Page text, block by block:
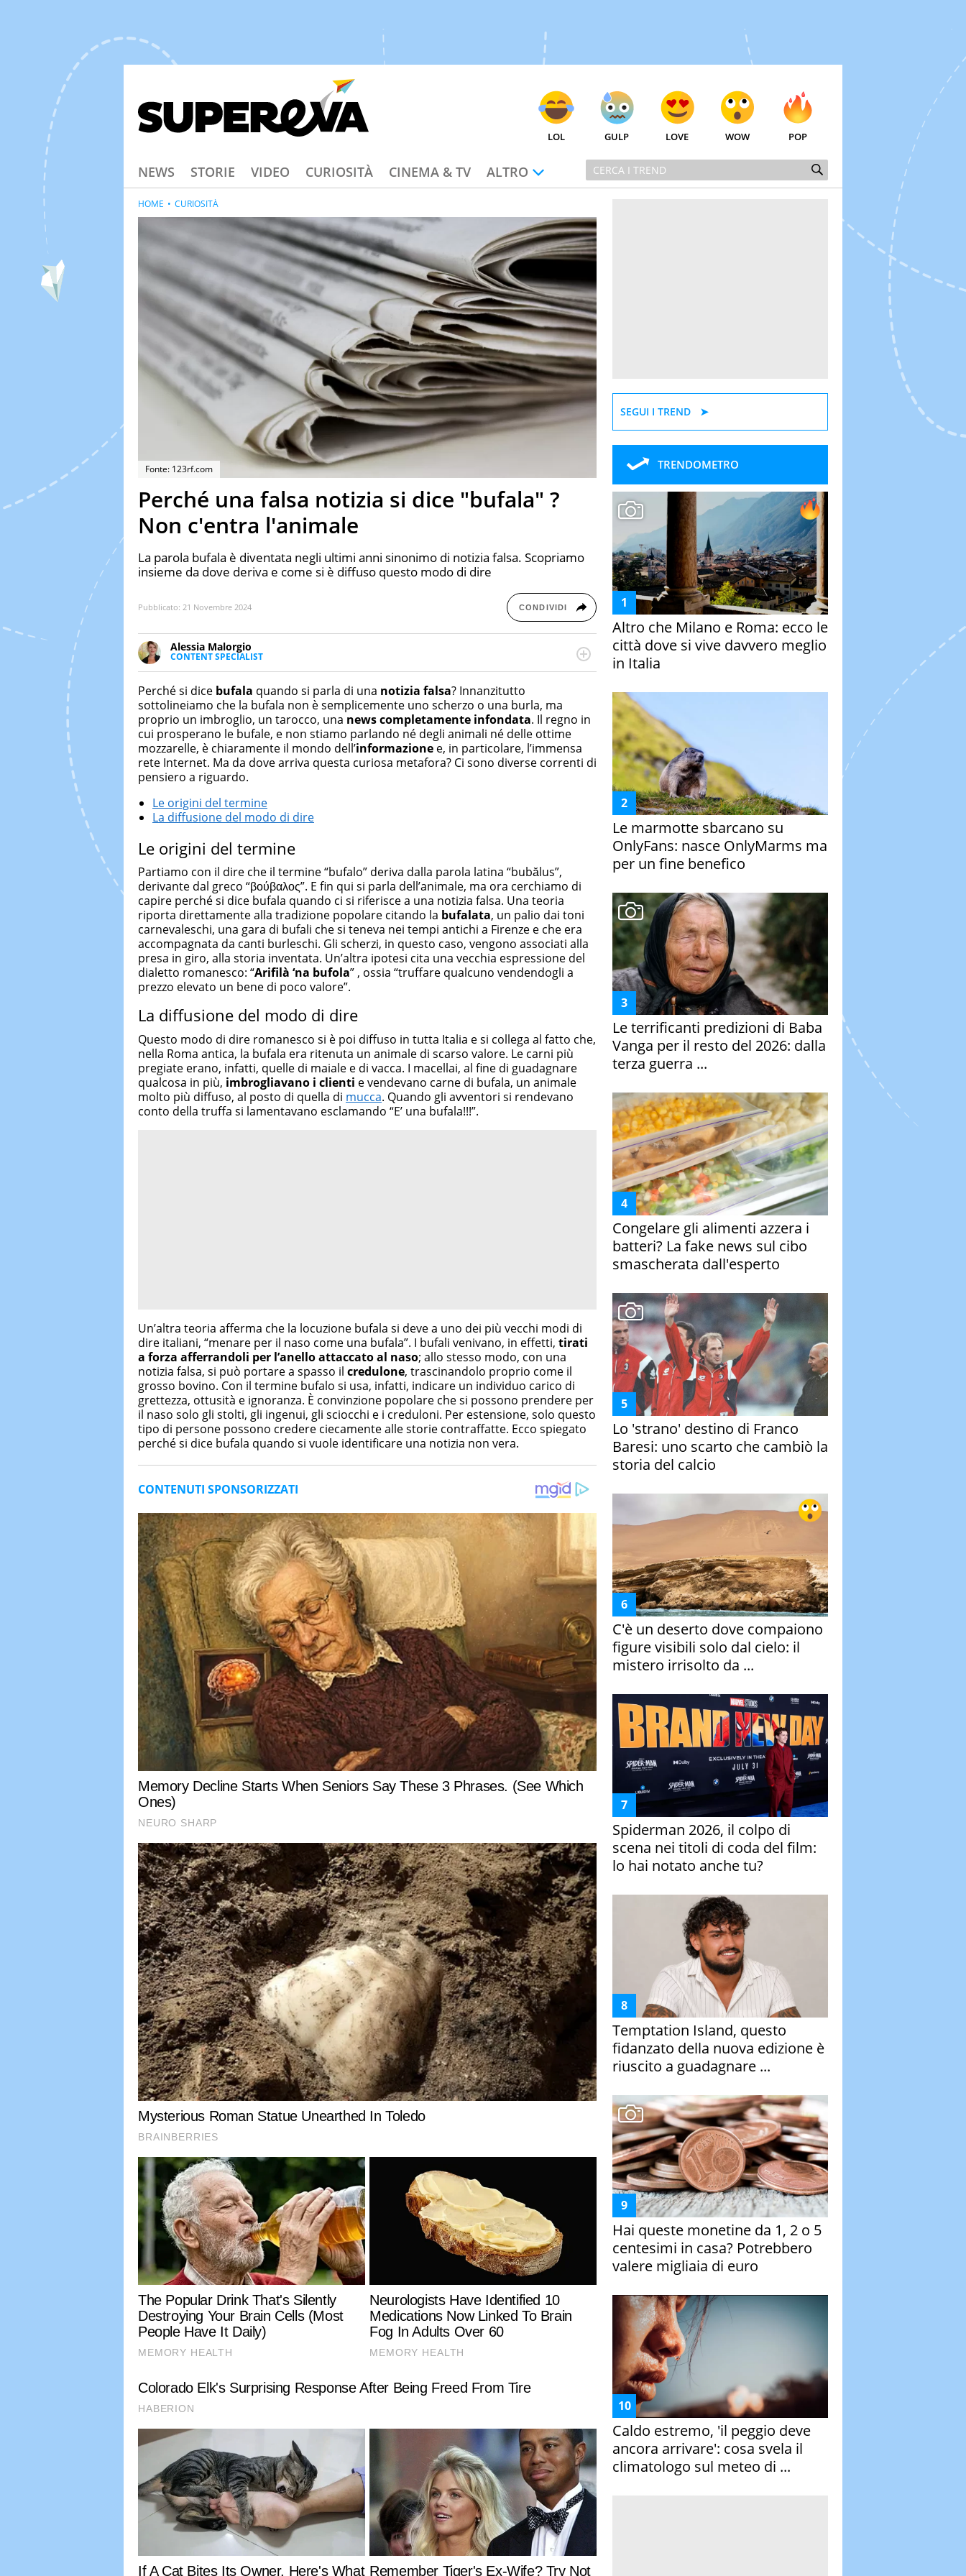
LOL GULP LOVE WOW POP
NEWS STORIE VIDEO CURIOSITÀ CINEMA & TV ALTRO
Fonte: 123rf.com
Perché una falsa notizia si dice "bufala" ?
Non c'entra l'animale
La parola bufala è diventata negli ultimi anni sinonimo di notizia falsa. Scopriamo
insieme da dove deriva e come si è diffuso questo modo di dire
Pubblicato: 21 Novembre 2024 CONDIVIDI
Alessia Malorgio
CONTENT SPECIALIST
Ha conseguito un Master in Marketing Management e Google Digital Training su
di strategie marketing attraverso canali digitali.
HOME CURIOSITÀ
Perché si dice bufala quando si parla di una notizia falsa? Innanzitutto
sottolineiamo che la bufala non è semplicemente uno scherzo o una burla, ma
proprio un imbroglio, un tarocco, una news completamente infondata. Il regno in
cui prosperano le bufale, e non stiamo parlando né degli animali né delle ottime
mozzarelle, è chiaramente il mondo dell’informazione e, in particolare, l’immensa
rete Internet. Ma da dove arriva questa curiosa metafora? Ci sono diverse correnti di
pensiero a riguardo.
Le origini del termine
La diffusione del modo di dire
Le origini del termine
Partiamo con il dire che il termine “bufalo” deriva dalla parola latina “bubălus”,
derivante dal greco “βούβαλος”. E fin qui si parla dell’animale, ma ora cerchiamo di
capire perché si dice bufala quando ci si riferisce a una notizia falsa. Una teoria
riporta direttamente alla tradizione popolare citando la bufalata, un palio dai toni
carnevaleschi, una gara di bufali che si teneva nei tempi antichi a Firenze e che era
accompagnata da canti burleschi. Gli scherzi, in questo caso, vengono associati alla
presa in giro, alla storia inventata. Un’altra ipotesi cita una vecchia espressione del
dialetto romanesco: “Arifilà ‘na bufola” , ossia “truffare qualcuno vendendogli a
prezzo elevato un bene di poco valore”.
La diffusione del modo di dire
Questo modo di dire romanesco si è poi diffuso in tutta Italia e si collega al fatto che,
nella Roma antica, la bufala era ritenuta un animale di scarso valore. Le carni più
pregiate erano, infatti, quelle di maiale e di vacca. I macellai, al fine di guadagnare
qualcosa in più, imbrogliavano i clienti e vendevano carne di bufala, un animale
molto più diffuso, al posto di quella di mucca. Quando gli avventori si rendevano
conto della truffa si lamentavano esclamando “E’ una bufala!!!”.
Un’altra teoria afferma che la locuzione bufala si deve a uno dei più vecchi modi di
dire italiani, “menare per il naso come una bufala”. I bufali venivano, in effetti, tirati
a forza afferrandoli per l’anello attaccato al naso; allo stesso modo, con una
notizia falsa, si può portare a spasso il credulone, trascinandolo proprio come il
grosso bovino. Con il termine bufalo si usa, infatti, indicare un individuo carico di
grettezza, ottusità e ignoranza. È convinzione popolare che si possono prendere per
il naso solo gli stolti, gli ingenui, gli sciocchi e i creduloni. Per estensione, solo questo
tipo di persone possono credere ciecamente alle storie contraffatte. Ecco spiegato
perché si dice bufala quando si vuole identificare una notizia non vera.
SEGUI I TREND
TRENDOMETRO
Altro che Milano e Roma: ecco le
città dove si vive davvero meglio
in Italia
Le marmotte sbarcano su
OnlyFans: nasce OnlyMarms ma
per un fine benefico
Le terrificanti predizioni di Baba
Vanga per il resto del 2026: dalla
terza guerra ...
Congelare gli alimenti azzera i
batteri? La fake news sul cibo
smascherata dall'esperto
Lo 'strano' destino di Franco
Baresi: uno scarto che cambiò la
storia del calcio
C'è un deserto dove compaiono
figure visibili solo dal cielo: il
mistero irrisolto da ...
Spiderman 2026, il colpo di
scena nei titoli di coda del film:
lo hai notato anche tu?
Temptation Island, questo
fidanzato della nuova edizione è
riuscito a guadagnare ...
Hai queste monetine da 1, 2 o 5
centesimi in casa? Potrebbero
valere migliaia di euro
Caldo estremo, 'il peggio deve
ancora arrivare': cosa svela il
climatologo sul meteo di ...